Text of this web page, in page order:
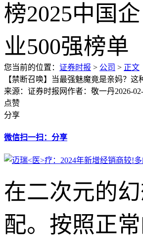
您当前的位置： 证券时报 > 公司 > 正文
【禁断召唤】当最强魅魔竟是亲妈？
来源：证券时报网作者：敬一丹2026-
点赞
分享
微信扫一扫：分享
在二次元的
配。按照正